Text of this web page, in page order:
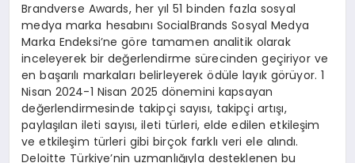
Brandverse Awards, her yıl 51 binden fazla sosyal
medya marka hesabını SocialBrands Sosyal Medya
Marka Endeksi’ne göre tamamen analitik olarak
inceleyerek bir değerlendirme sürecinden geçiriyor ve
en başarılı markaları belirleyerek ödüle layık görüyor. 1
Nisan 2024-1 Nisan 2025 dönemini kapsayan
değerlendirmesinde takipçi sayısı, takipçi artışı,
paylaşılan ileti sayısı, ileti türleri, elde edilen etkileşim
ve etkileşim türleri gibi birçok farklı veri ele alındı.
Deloitte Türkiye’nin uzmanlığıyla desteklenen bu